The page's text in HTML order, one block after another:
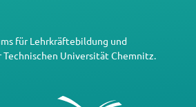
für Lehrkräftebildung und
Technischen Universität Chemnitz.